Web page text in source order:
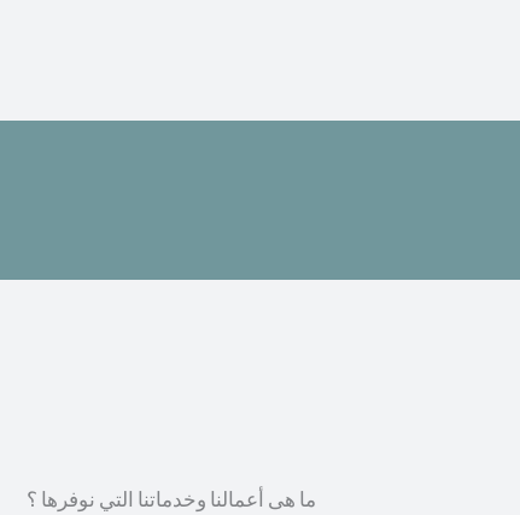
ما هى أعمالنا وخدماتنا التي نوفرها ؟